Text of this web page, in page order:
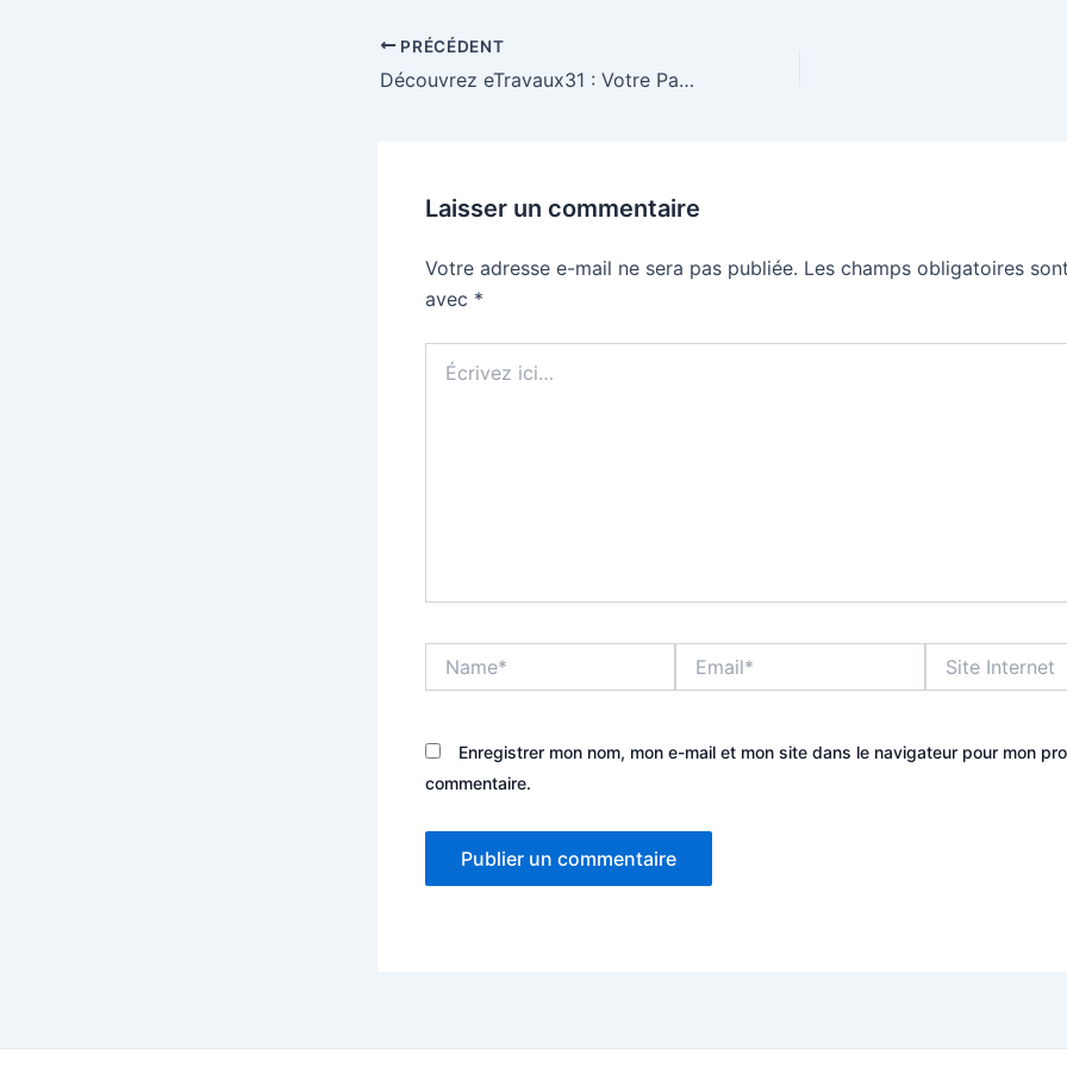
PRÉCÉDENT
Découvrez eTravaux31 : Votre Partenaire Toulousain en Gros Œuvre et Second Œuvre
Laisser un commentaire
Votre adresse e-mail ne sera pas publiée. Les champs obligatoires
avec *
ici…
Internet
Enregistrer mon nom, mon e-mail et mon site dans le navigateur pour mon
commentaire.